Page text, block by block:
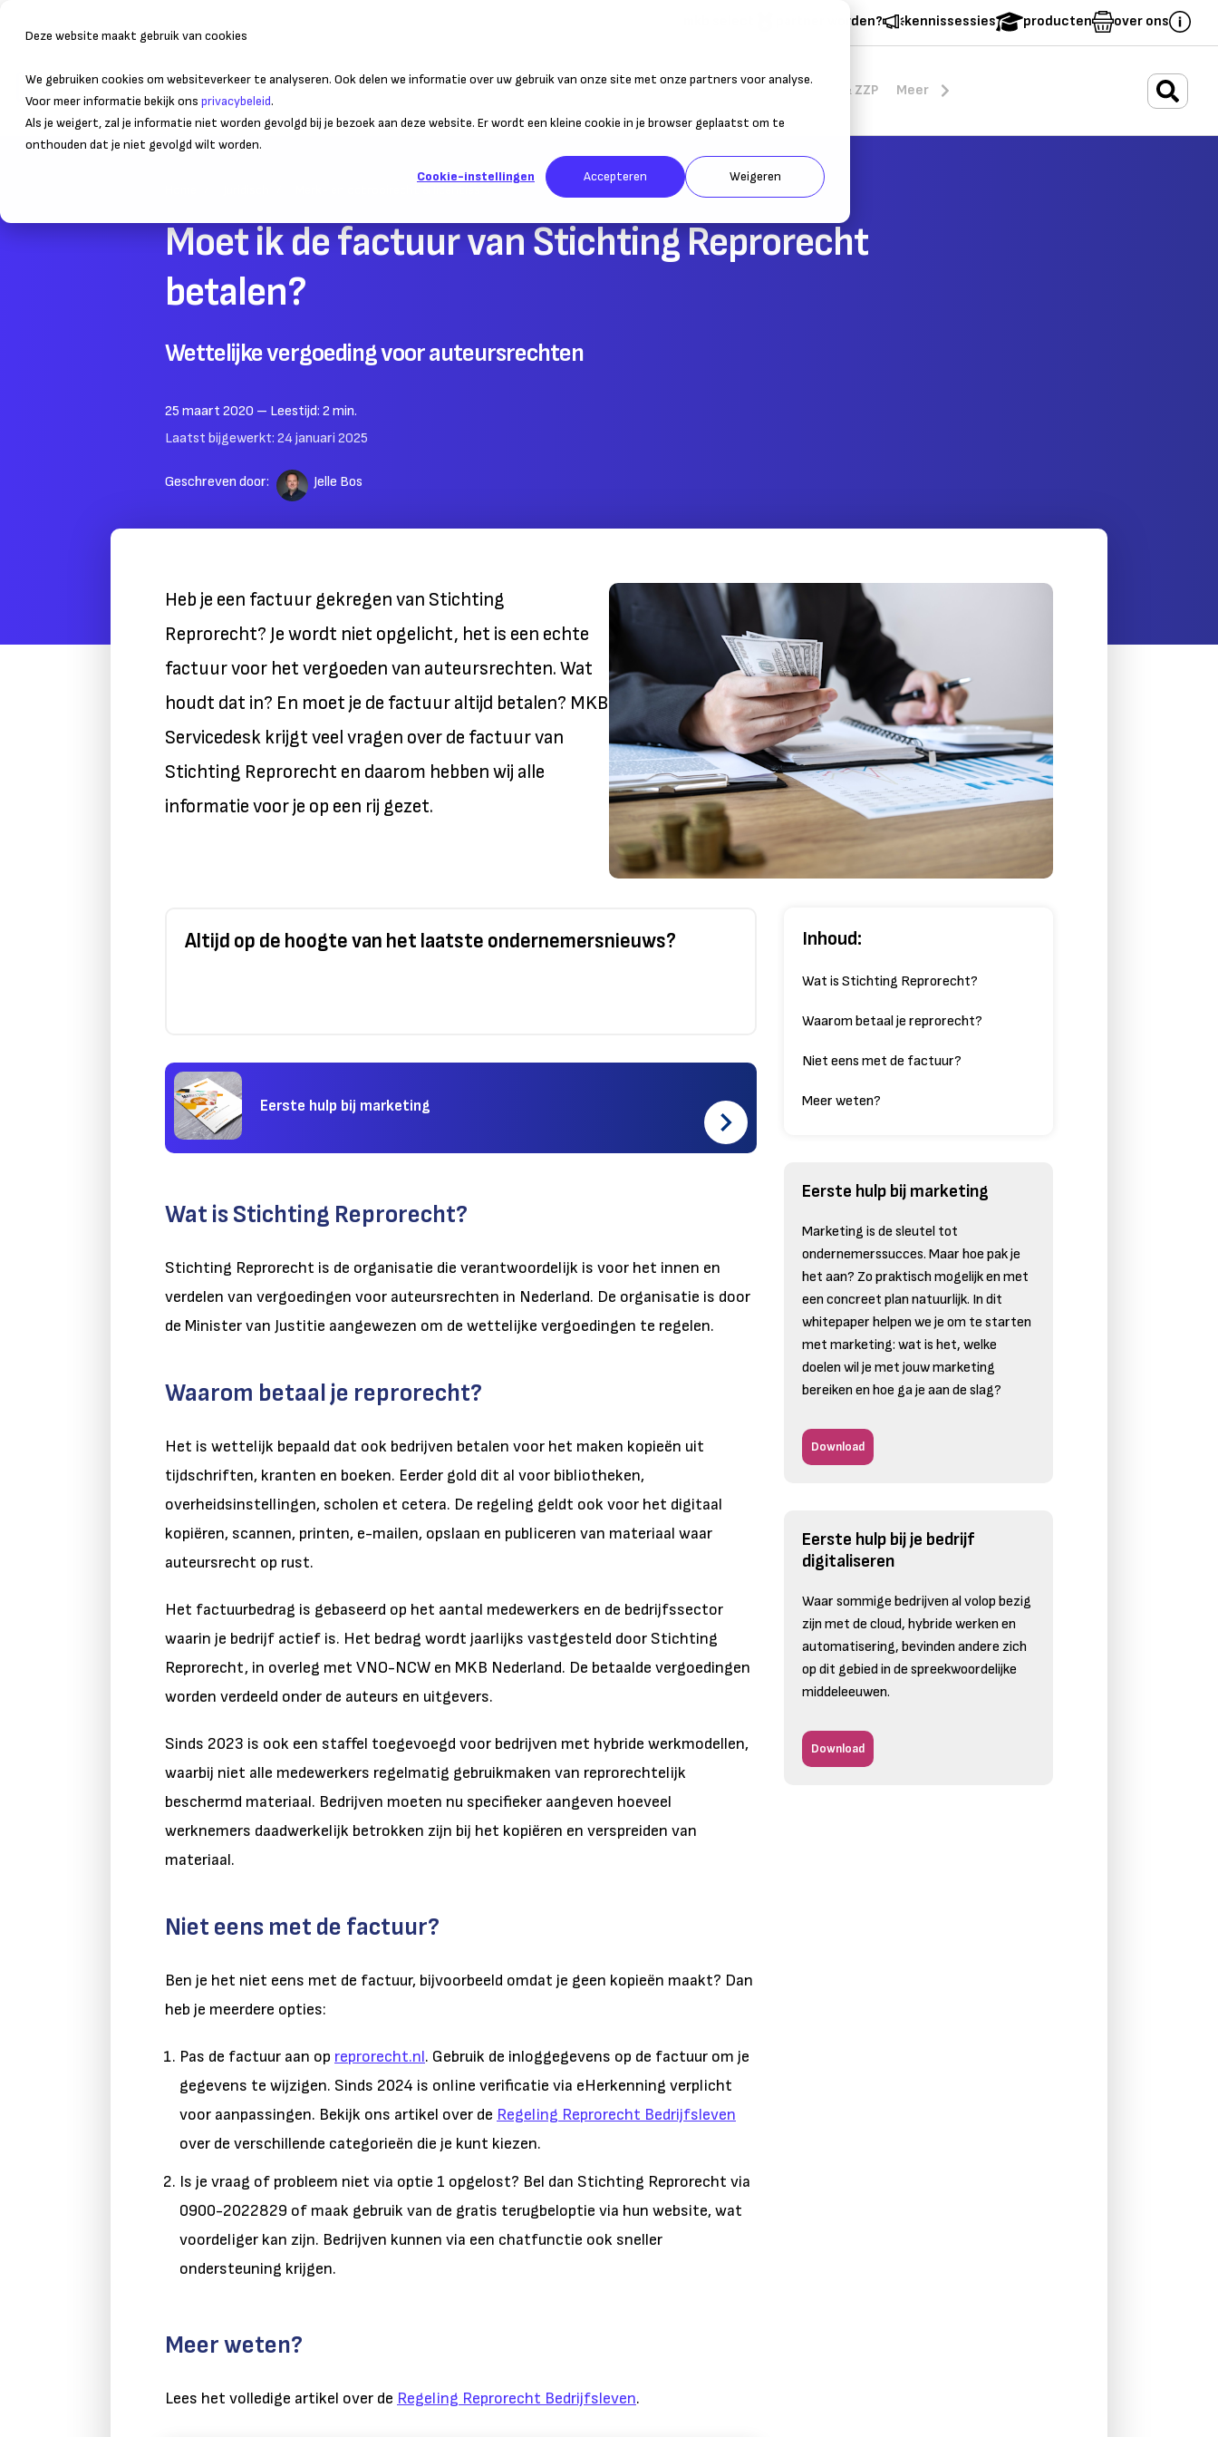
Deze website maakt gebruik van cookies
We gebruiken cookies om websiteverkeer te analyseren. Ook delen we informatie over uw gebruik van onze site met onze partners voor analyse.
Voor meer informatie bekijk ons privacybeleid.
Als je weigert, zal je informatie niet worden gevolgd bij je bezoek aan deze website. Er wordt een kleine cookie in je browser geplaatst om te
onthouden dat je niet gevolgd wilt worden.
Cookie-instellingen Accepteren Weigeren
partner worden? kennissessies producten over ons
Bedrijfsvoering Duurzaam ondernemen Starten & ZZP Meer
Moet ik de factuur van Stichting Reprorecht
betalen?
Wettelijke vergoeding voor auteursrechten
25 maart 2020 – Leestijd: 2min.
Laatst bijgewerkt: 24 januari 2025
Geschreven door: Jelle Bos
Heb je een factuur gekregen van Stichting
Reprorecht? Je wordt niet opgelicht, het is een echte
factuur voor het vergoeden van auteursrechten. Wat
houdt dat in? En moet je de factuur altijd betalen? MKB
Servicedesk krijgt veel vragen over de factuur van
Stichting Reprorecht en daarom hebben wij alle
informatie voor je op een rij gezet.
Altijd op de hoogte van het laatste ondernemersnieuws?
Eerste hulp bij marketing
Wat is Stichting Reprorecht?
Stichting Reprorecht is de organisatie die verantwoordelijk is voor het innen en
verdelen van vergoedingen voor auteursrechten in Nederland. De organisatie is door
de Minister van Justitie aangewezen om de wettelijke vergoedingen te regelen.
Waarom betaal je reprorecht?
Het is wettelijk bepaald dat ook bedrijven betalen voor het maken kopieën uit
tijdschriften, kranten en boeken. Eerder gold dit al voor bibliotheken,
overheidsinstellingen, scholen et cetera. De regeling geldt ook voor het digitaal
kopiëren, scannen, printen, e-mailen, opslaan en publiceren van materiaal waar
auteursrecht op rust.
Het factuurbedrag is gebaseerd op het aantal medewerkers en de bedrijfssector
waarin je bedrijf actief is. Het bedrag wordt jaarlijks vastgesteld door Stichting
Reprorecht, in overleg met VNO-NCW en MKB Nederland. De betaalde vergoedingen
worden verdeeld onder de auteurs en uitgevers.
Sinds 2023 is ook een staffel toegevoegd voor bedrijven met hybride werkmodellen,
waarbij niet alle medewerkers regelmatig gebruikmaken van reprorechtelijk
beschermd materiaal. Bedrijven moeten nu specifieker aangeven hoeveel
werknemers daadwerkelijk betrokken zijn bij het kopiëren en verspreiden van
materiaal.
Niet eens met de factuur?
Ben je het niet eens met de factuur, bijvoorbeeld omdat je geen kopieën maakt? Dan
heb je meerdere opties:
Pas de factuur aan op reprorecht.nl. Gebruik de inloggegevens op de factuur om je
gegevens te wijzigen. Sinds 2024 is online verificatie via eHerkenning verplicht
voor aanpassingen. Bekijk ons artikel over de Regeling Reprorecht Bedrijfsleven
over de verschillende categorieën die je kunt kiezen.
Is je vraag of probleem niet via optie 1 opgelost? Bel dan Stichting Reprorecht via
0900-2022829 of maak gebruik van de gratis terugbeloptie via hun website, wat
voordeliger kan zijn. Bedrijven kunnen via een chatfunctie ook sneller
ondersteuning krijgen.
Meer weten?
Lees het volledige artikel over de Regeling Reprorecht Bedrijfsleven.
Inhoud:
Wat is Stichting Reprorecht?
Waarom betaal je reprorecht?
Niet eens met de factuur?
Meer weten?
Eerste hulp bij marketing
Marketing is de sleutel tot
ondernemerssucces. Maar hoe pak je
het aan? Zo praktisch mogelijk en met
een concreet plan natuurlijk. In dit
whitepaper helpen we je om te starten
met marketing: wat is het, welke
doelen wil je met jouw marketing
bereiken en hoe ga je aan de slag?
Download
Eerste hulp bij je bedrijf
digitaliseren
Waar sommige bedrijven al volop bezig
zijn met de cloud, hybride werken en
automatisering, bevinden andere zich
op dit gebied in de spreekwoordelijke
middeleeuwen.
Download